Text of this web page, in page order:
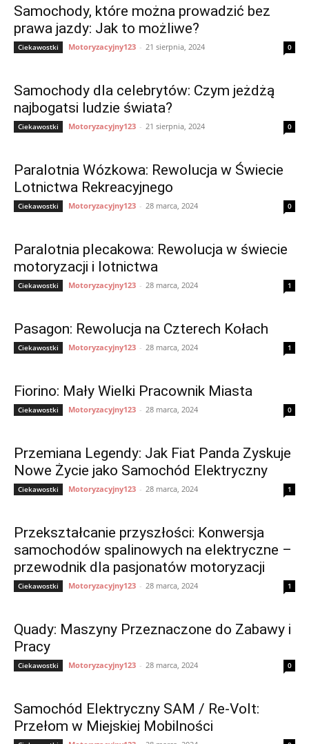
Samochody, które można prowadzić bez
prawa jazdy: Jak to możliwe?
Ciekawostki Motoryzacyjny123 - 21 sierpnia, 2024 0
Samochody dla celebrytów: Czym jeżdżą
najbogatsi ludzie świata?
Ciekawostki Motoryzacyjny123 - 21 sierpnia, 2024 0
Paralotnia Wózkowa: Rewolucja w Świecie
Lotnictwa Rekreacyjnego
Ciekawostki Motoryzacyjny123 - 28 marca, 2024 0
Paralotnia plecakowa: Rewolucja w świecie
motoryzacji i lotnictwa
Ciekawostki Motoryzacyjny123 - 28 marca, 2024 1
Pasagon: Rewolucja na Czterech Kołach
Ciekawostki Motoryzacyjny123 - 28 marca, 2024 1
Fiorino: Mały Wielki Pracownik Miasta
Ciekawostki Motoryzacyjny123 - 28 marca, 2024 0
Przemiana Legendy: Jak Fiat Panda Zyskuje
Nowe Życie jako Samochód Elektryczny
Ciekawostki Motoryzacyjny123 - 28 marca, 2024 1
Przekształcanie przyszłości: Konwersja
samochodów spalinowych na elektryczne –
przewodnik dla pasjonatów motoryzacji
Ciekawostki Motoryzacyjny123 - 28 marca, 2024 1
Quady: Maszyny Przeznaczone do Zabawy i
Pracy
Ciekawostki Motoryzacyjny123 - 28 marca, 2024 0
Samochód Elektryczny SAM / Re-Volt:
Przełom w Miejskiej Mobilności